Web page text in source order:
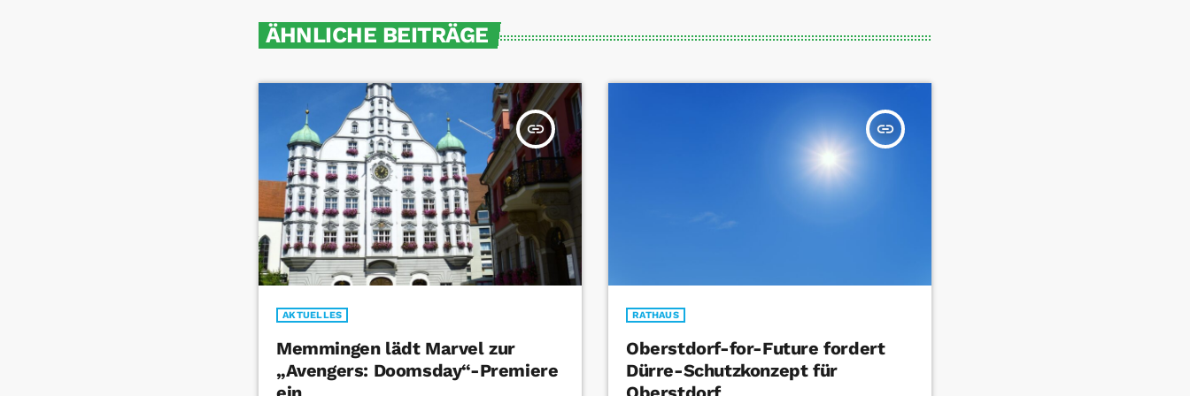
ÄHNLICHE BEITRÄGE
insert_link
AKTUELLES
Memmingen lädt Marvel zur
„Avengers: Doomsday“-Premiere
insert_link
RATHAUS
Oberstdorf-for-Future fordert
Dürre-Schutzkonzept für